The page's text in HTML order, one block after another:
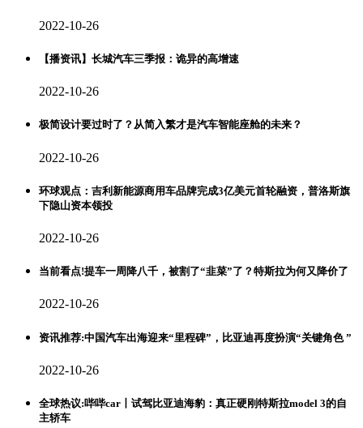
2022-10-26
【播资讯】长城汽车三季报：诡异的高增速
2022-10-26
极简设计要过时了？从简入繁才是汽车智能座舱的未来？
2022-10-26
环球观点：吉利新能源商用车品牌完成3亿美元首轮融资，普洛斯旗
下隐山资本领投
2022-10-26
当前看点!提车一周降八千，被割了“韭菜”了？特斯拉为何又降价了
2022-10-26
资讯推荐:中国汽车出海迎来“里程碑”，比亚迪再度扮演“关键角色 ”
2022-10-26
全球热议:哔哔car丨试驾比亚迪海豹：真正硬刚特斯拉model 3的自
主轿车